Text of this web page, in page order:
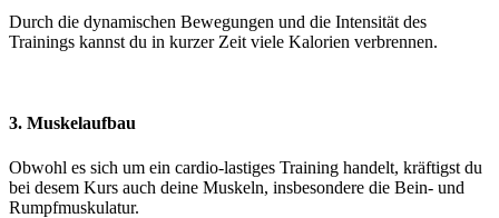
Durch die dynamischen Bewegungen und die Intensität des
Trainings kannst du in kurzer Zeit viele Kalorien verbrennen.
3. Muskelaufbau
Obwohl es sich um ein cardio-lastiges Training handelt, kräftigst du
bei desem Kurs auch deine Muskeln, insbesondere die Bein- und
Rumpfmuskulatur.